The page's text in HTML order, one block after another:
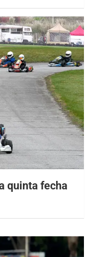
quinta fecha